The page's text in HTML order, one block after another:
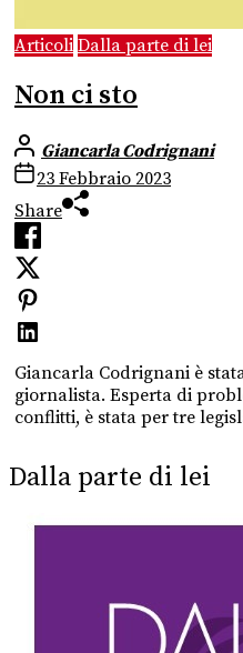
Articoli Dalla parte di lei
Non ci sto
Giancarla Codrignani
23 Febbraio 2023
Share
Giancarla Codrignani è
giornalista. Esperta di
conflitti, è stata per tre
Dalla parte di lei